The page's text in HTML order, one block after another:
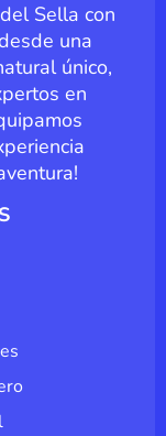
Sella con
una
único,
en